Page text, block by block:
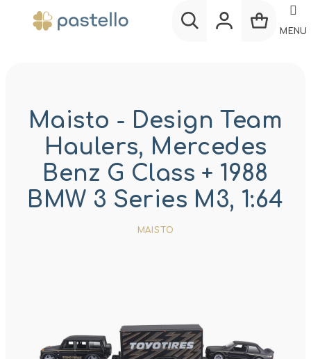
MENU
Maisto - Design Team
Haulers, Mercedes
Benz G Class + 1988
BMW 3 Series M3, 1:64
MAISTO